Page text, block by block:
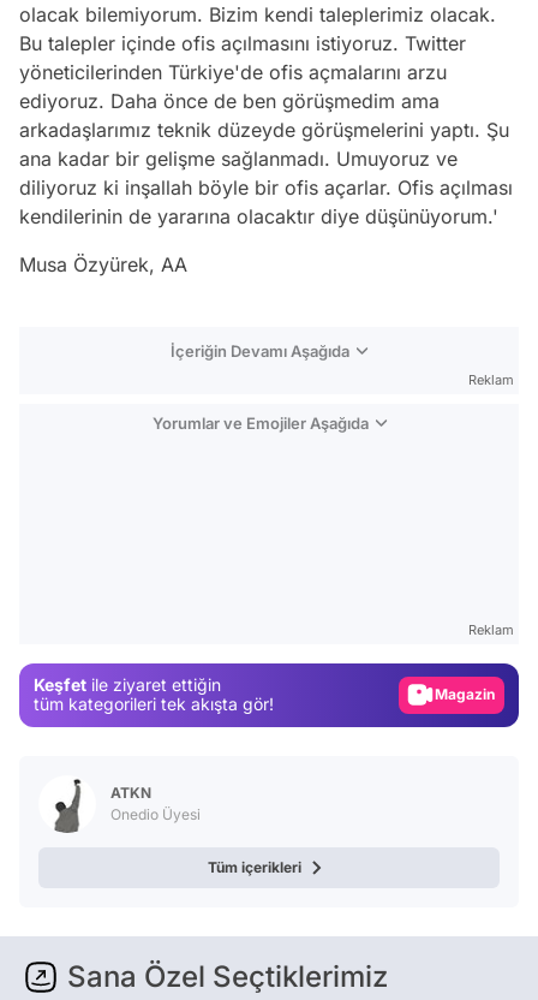
olacak bilemiyorum. Bizim kendi taleplerimiz olacak.
Bu talepler içinde ofis açılmasını istiyoruz. Twitter
yöneticilerinden Türkiye'de ofis açmalarını arzu
ediyoruz. Daha önce de ben görüşmedim ama
arkadaşlarımız teknik düzeyde görüşmelerini yaptı. Şu
ana kadar bir gelişme sağlanmadı. Umuyoruz ve
diliyoruz ki inşallah böyle bir ofis açarlar. Ofis açılması
kendilerinin de yararına olacaktır diye düşünüyorum.'
Musa Özyürek, AA
İçeriğin Devamı Aşağıda
Reklam
Yorumlar ve Emojiler Aşağıda
Reklam
Keşfet ile ziyaret ettiğin
tüm kategorileri tek akışta gör!
Magazin
ATKN
Onedio Üyesi
Tüm içerikleri
Sana Özel Seçtiklerimiz